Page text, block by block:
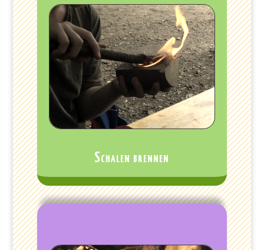
Schalen brennen